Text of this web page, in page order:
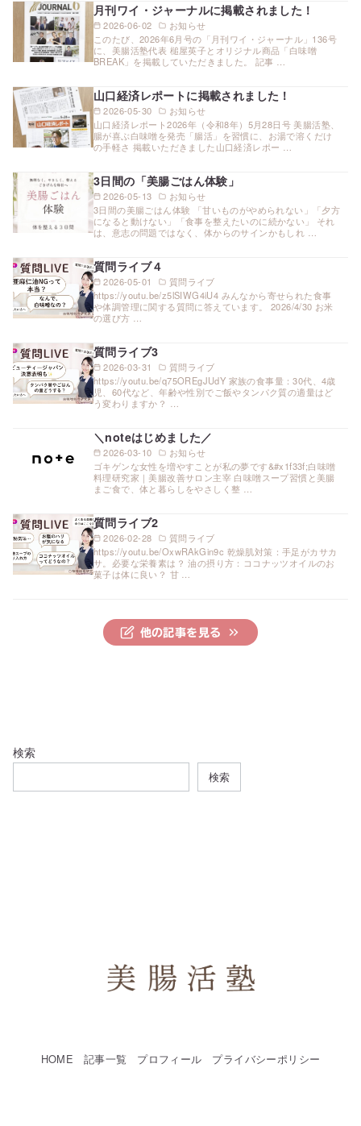
2026-06-02 お知らせ
月刊ワイ・ジャーナルに掲載されました！
このたび、2026年6月号の「月刊ワイ・ジャーナル」136号
に、美腸活塾代表 槌屋英子とオリジナル商品「白味噌
BREAK」を掲載していただきました。 記事 …
2026-05-30 お知らせ
山口経済レポートに掲載されました！
山口経済レポート2026年（令和8年）5月28日号 美腸活塾、
腸が喜ぶ白味噌を発売「腸活」を習慣に、お湯で溶くだけ
の手軽さ 掲載いただきました山口経済レポー …
2026-05-13 お知らせ
3日間の「美腸ごはん体験」
3日間の美腸ごはん体験 「甘いものがやめられない」「夕方
になると動けない」「食事を整えたいのに続かない」 それ
は、意志の問題ではなく、体からのサインかもしれ …
2026-05-01 質問ライブ
質問ライブ４
https://youtu.be/z5lSIWG4iU4 みんなから寄せられた食事
や体調管理に関する質問に答えています。 2026/4/30 お米
の選び方 …
2026-03-31 質問ライブ
質問ライブ3
https://youtu.be/q75OREgJUdY 家族の食事量：30代、4歳
児、60代など、年齢や性別でご飯やタンパク質の適量はど
う変わりますか？ …
2026-03-10 お知らせ
＼noteはじめました／
ゴキゲンな女性を増やすことが私の夢です&#x1f33f;白味噌
料理研究家｜美腸改善サロン主宰 白味噌スープ習慣と美腸
まご食で、体と暮らしをやさしく整 …
2026-02-28 質問ライブ
質問ライブ2
https://youtu.be/OxwRAkGin9c 乾燥肌対策：手足がカサカ
サ。必要な栄養素は？ 油の摂り方：ココナッツオイルのお
菓子は体に良い？ 甘 …
他の記事を見る
検索
検索
HOME 記事一覧 プロフィール プライバシーポリシー